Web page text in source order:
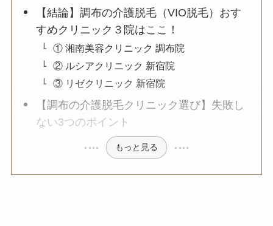
【結論】調布の介護脱毛（VIO脱毛）おす
すめクリニック３院はここ！
① 湘南美容クリニック 調布院
② ルシアクリニック 新宿院
③ リゼクリニック 新宿院
【調布の介護脱毛クリニック選び】失敗し
ない3つのポイント
もっと見る